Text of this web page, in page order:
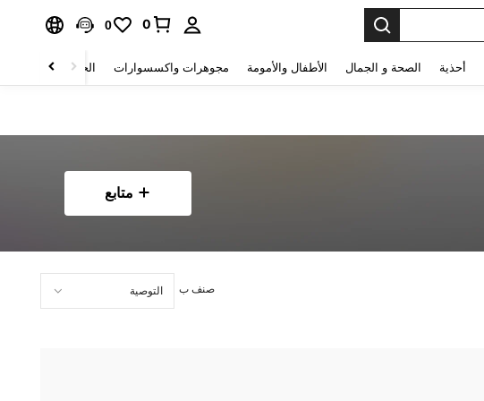
0
0
أحذية الصحة و الجمال الأطفال والأمومة مجوهرات واكسسوارات الحقائب والأمتعة
متابع
صنف ب